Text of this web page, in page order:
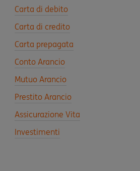
Carta di debito
Carta di credito
Carta prepagata
Conto Arancio
Mutuo Arancio
Prestito Arancio
Assicurazione Vita
Investimenti